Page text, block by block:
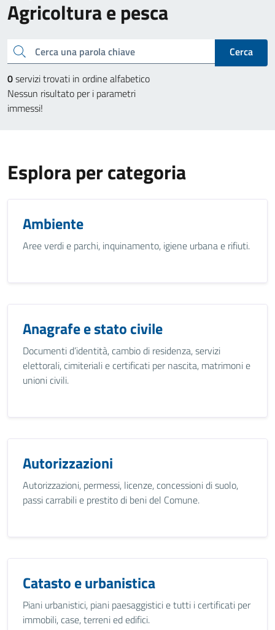
Agricoltura e pesca
Cerca una parola chiave
Cerca
0servizi trovati in ordine alfabetico
Nessun risultato per i parametri
immessi!
Esplora per categoria
Ambiente
Aree verdi e parchi, inquinamento, igiene urbana e rifiuti.
Anagrafe e stato civile
Documenti d’identità, cambio di residenza, servizi
elettorali, cimiteriali e certificati per nascita, matrimoni e
unioni civili.
Autorizzazioni
Autorizzazioni, permessi, licenze, concessioni di suolo,
passi carrabili e prestito di beni del Comune.
Catasto e urbanistica
Piani urbanistici, piani paesaggistici e tutti i certificati per
immobili, case, terreni ed edifici.